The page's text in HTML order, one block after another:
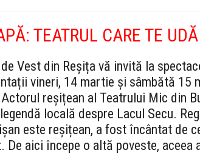
TEATRUL CARE TE
Vest din Reșița vă invită la
vineri, 14 martie și sâmbătă 15
reșițean al Teatrului Mic din
locală despre Lacul Secu.
este reșițean, a fost încântat de
De aici începe o altă poveste, aceea